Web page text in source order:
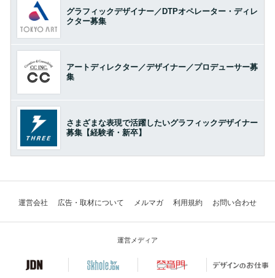
グラフィックデザイナー／DTPオペレーター・ディレ
クター募集
アートディレクター／デザイナー／プロデューサー募
集
さまざまな表現で活躍したいグラフィックデザイナー
募集【経験者・新卒】
運営会社 広告・取材について メルマガ 利用規約 お問い合わせ
運営メディア